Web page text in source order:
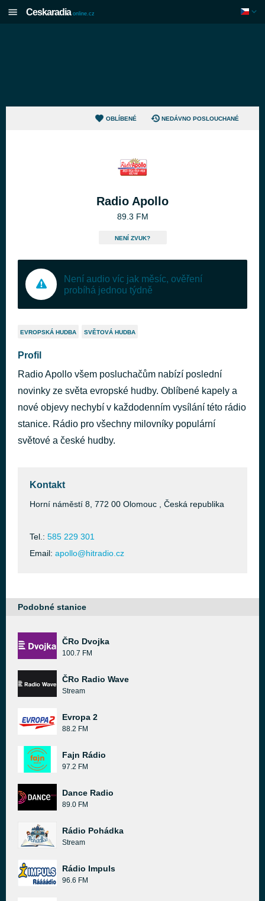
Ceskaradia online.cz
OBLÍBENÉ NEDÁVNO POSLOUCHANÉ
Radio Apollo
89.3 FM
NENÍ ZVUK?
Není audio víc jak měsíc, ověření
probíhá jednou týdně
EVROPSKÁ HUDBA SVĚTOVÁ HUDBA
Profil
Radio Apollo všem posluchačům nabízí poslední
novinky ze světa evropské hudby. Oblíbené kapely a
nové objevy nechybí v každodenním vysílání této rádio
stanice. Rádio pro všechny milovníky populární
světové a české hudby.
Kontakt
Horní náměstí 8, 772 00 Olomouc , Česká republika
Tel.: 585 229 301
Email: apollo@hitradio.cz
Podobné stanice
ČRo Dvojka
100.7 FM
ČRo Radio Wave
Stream
Evropa 2
88.2 FM
Fajn Rádio
97.2 FM
Dance Radio
89.0 FM
Rádio Pohádka
Stream
Rádio Impuls
96.6 FM